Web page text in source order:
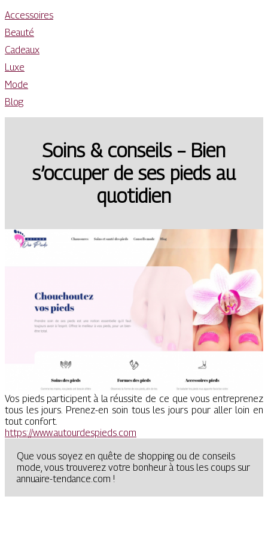
Accessoires
Beauté
Cadeaux
Luxe
Mode
Blog
Soins & conseils – Bien
s’occuper de ses pieds au
quotidien
Vos pieds participent à la réussite de ce que vous entreprenez
tous les jours. Prenez-en soin tous les jours pour aller loin en
tout confort.
https://www.autourdespieds.com
Que vous soyez en quête de shopping ou de conseils
mode, vous trouverez votre bonheur à tous les coups sur
annuaire-tendance.com !